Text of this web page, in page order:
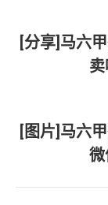
章
[分享]马六
[图片]马六